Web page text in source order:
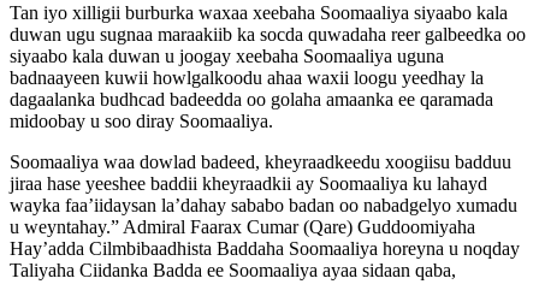
Tan iyo xilligii burburka waxaa xeebaha Soomaaliya siyaabo kala
duwan ugu sugnaa maraakiib ka socda quwadaha reer galbeedka oo
siyaabo kala duwan u joogay xeebaha Soomaaliya uguna
badnaayeen kuwii howlgalkoodu ahaa waxii loogu yeedhay la
dagaalanka budhcad badeedda oo golaha amaanka ee qaramada
midoobay u soo diray Soomaaliya.
Soomaaliya waa dowlad badeed, kheyraadkeedu xoogiisu badduu
jiraa hase yeeshee baddii kheyraadkii ay Soomaaliya ku lahayd
wayka faa’iidaysan la’dahay sababo badan oo nabadgelyo xumadu
u weyntahay.” Admiral Faarax Cumar (Qare) Guddoomiyaha
Hay’adda Cilmbibaadhista Baddaha Soomaaliya horeyna u noqday
Taliyaha Ciidanka Badda ee Soomaaliya ayaa sidaan qaba,